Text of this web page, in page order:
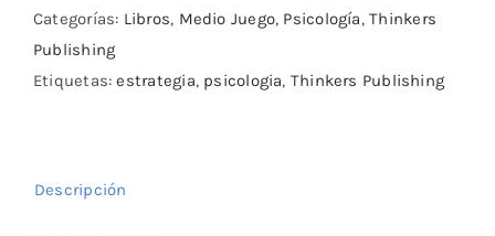
to
the
21st
Categorías: Libros, Medio Juego, Psicología,Thinkers
Publishing
Etiquetas:estrategia, psicologia, Thinkers Publishing
Descripción